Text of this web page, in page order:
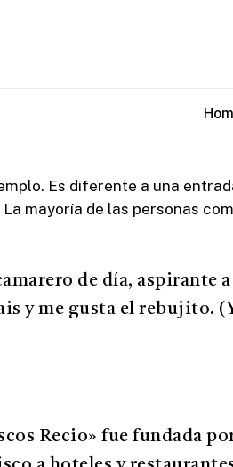
Es diferente a una
mayoría de las personas
de día, aspirante
y me gusta el rebujito.
Recio» fue fundada